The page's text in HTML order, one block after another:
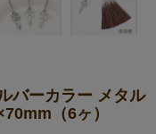
バーカラー メタル
（6ヶ）